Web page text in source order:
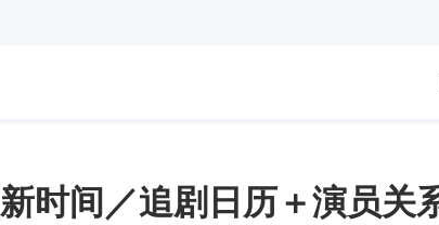
时间／追剧日历＋演员关